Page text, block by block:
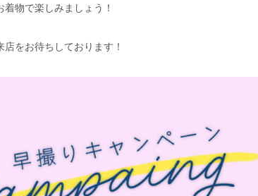
物で楽しみましょう！
をお待ちしております！